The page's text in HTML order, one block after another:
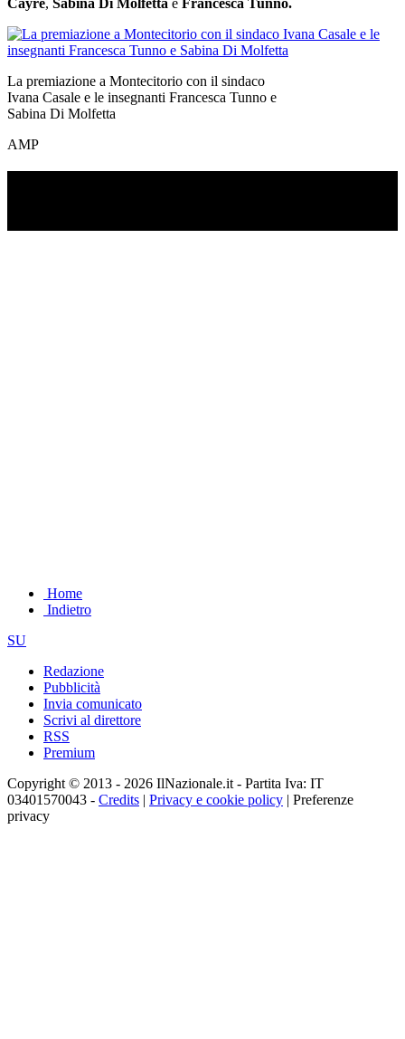
La premiazione a Montecitorio con il sindaco
Ivana Casale e le insegnanti Francesca Tunno e
Sabina Di Molfetta
AMP
Home
Indietro
SU
Redazione
Pubblicità
Invia comunicato
Scrivi al direttore
RSS
Premium
Copyright © 2013 - 2026 IlNazionale.it - Partita Iva: IT
03401570043 - Credits | Privacy e cookie policy | Preferenze
privacy